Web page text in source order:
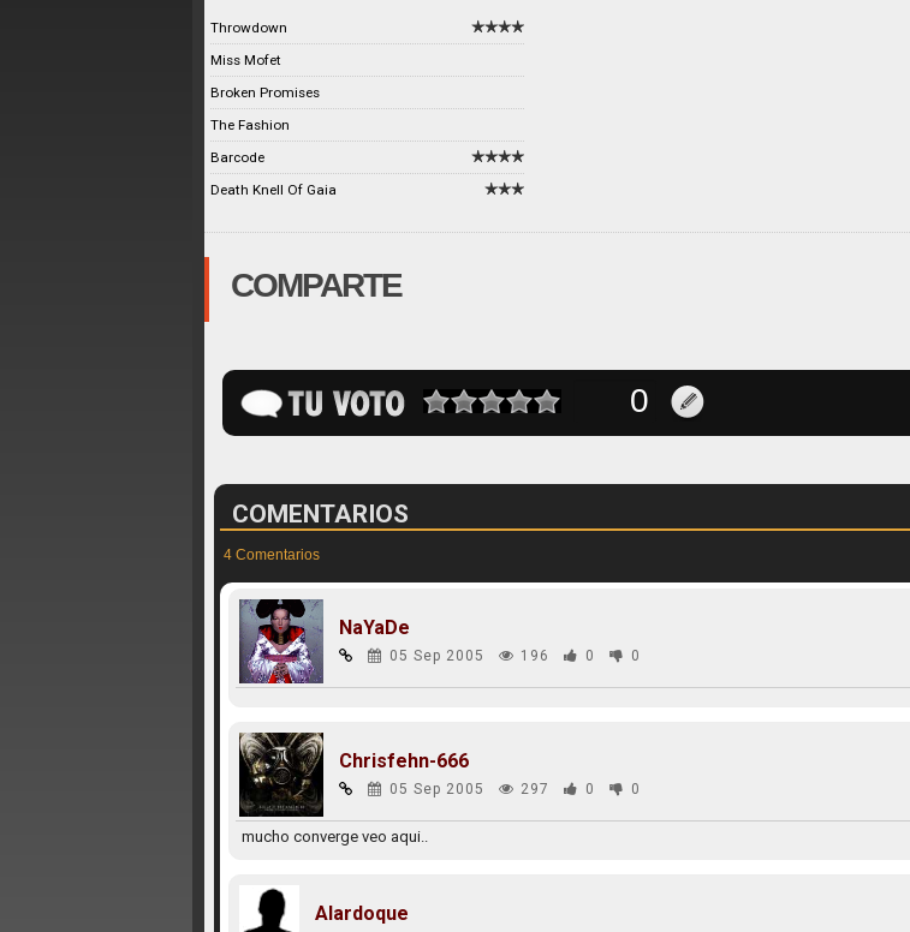
Throwdown
Miss Mofet
Broken Promises
The Fashion
Barcode
Death Knell Of Gaia
COMPARTE
COMENTARIOS
4 Comentarios
NaYaDe
05 Sep 2005 196 0 0
Chrisfehn-666
05 Sep 2005 297 0 0
mucho converge veo aqui..
Alardoque